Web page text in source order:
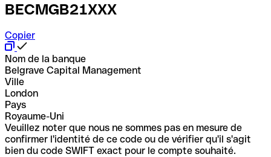
BECMGB21XXX
Copier
Nom de la banque
Belgrave Capital Management
Ville
London
Pays
Royaume-Uni
Veuillez noter que nous ne sommes pas en mesure de
confirmer l'identité de ce code ou de vérifier qu'il s'agit
bien du code SWIFT exact pour le compte souhaité.